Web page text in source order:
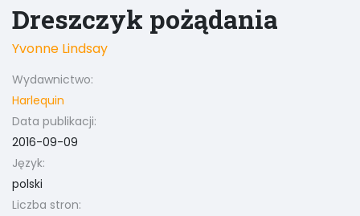
Dreszczyk pożądania
Yvonne Lindsay
Wydawnictwo:
Harlequin
Data publikacji:
2016-09-09
Język:
polski
Liczba stron: